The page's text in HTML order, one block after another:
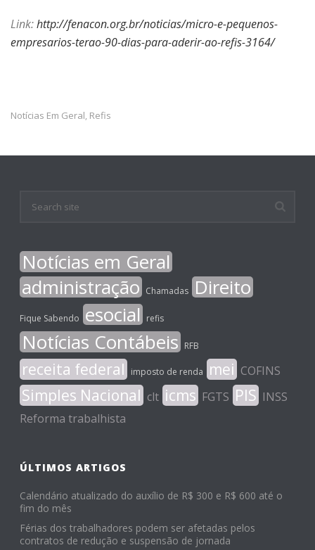
Link:http://fenacon.org.br/noticias/micro-e-pequenos-
empresarios-terao-90-dias-para-aderir-ao-refis-3164/
Notícias Em Geral, Refis
Notícias em Geral
administração Chamadas Direito
Fique Sabendo esocial refis
Notícias Contábeis RFB
receita federal imposto de renda mei COFINS
Simples Nacional clt icms FGTS PIS INSS
Reforma trabalhista
ÚLTIMOS ARTIGOS
Calendário atualizado do auxílio de R$ 300 e R$ 600 até o
fim do mês
Férias dos trabalhadores podem ser afetadas pelos
contratos de redução e suspensão de jornada